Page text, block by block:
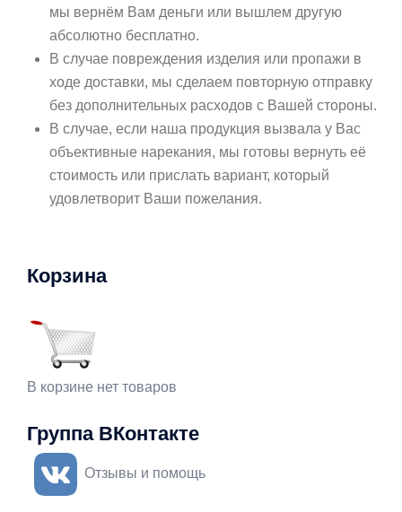
мы вернём Вам деньги или вышлем другую
абсолютно бесплатно.
В случае повреждения изделия или пропажи в
ходе доставки, мы сделаем повторную отправку
без дополнительных расходов с Вашей стороны.
В случае, если наша продукция вызвала у Вас
объективные нарекания, мы готовы вернуть её
стоимость или прислать вариант, который
удовлетворит Ваши пожелания.
Корзина
В корзине нет товаров
Группа ВКонтакте
Отзывы и помощь